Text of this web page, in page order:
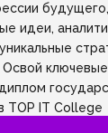
идеи,
TOP IT College